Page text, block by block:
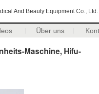
And Beauty Equipment Co., Ltd.
Über uns
Maschine, Hifu-